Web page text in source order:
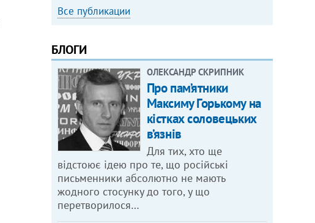
Все публикации
БЛОГИ
ОЛЕКСАНДР СКРИПНИК
Про пам’ятники
Максиму Горькому на
кістках соловецьких
в’язнів
Для тих, хто ще
відстоює ідею про те, що російські
письменники абсолютно не мають
жодного стосунку до того, у що
перетворилося…